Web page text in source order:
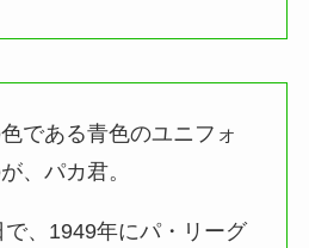
である青色のユニフォ
、パカ君。
、1949年にパ・リーグ